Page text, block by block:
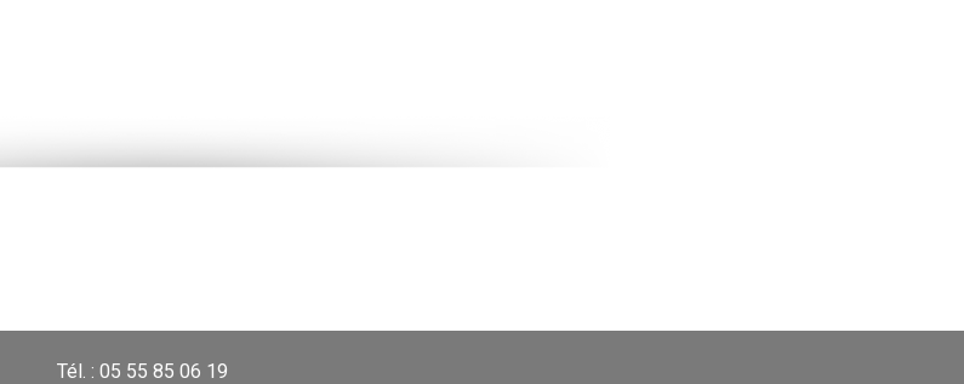
Tél. : 05 55 85 06 19